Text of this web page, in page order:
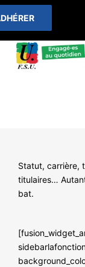
Passer
au
contenu
Statut, carrière,
titulaires…
bat.